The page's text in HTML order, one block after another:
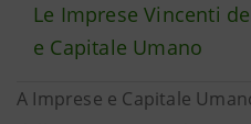
Le Imprese Vincenti
e Capitale Umano
A Imprese e Capitale